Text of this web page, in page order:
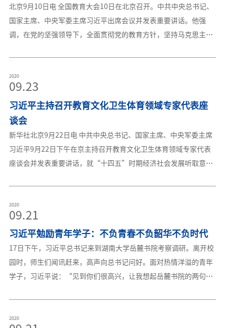
是中非友好的未来。希望你们加强文化交流、心灵沟通，继续关注
并积极参与共建“一带一路”，支持中非团结合作，同26亿中非人
民一道，为传承中非传统友谊作出贡献，为携手打造更加紧密的中
国家的73名青年代表参加了论坛。来自埃塞俄比亚的汉娜·格塔丘
等同学在来信中向习近平主席汇报了自己参加论坛的感悟，并
就“一带一路”建设、中非合作、中非青年交流等提出了看法和建
议。来源：新华
北京9月10日电 全国教育大会10日在北京召开。中共中央总书记、
国家主席、中央军委主席习近平出席会议并发表重要讲话。他强
调，在党的坚强领导下，全面贯彻党的教育方针，坚持马克思主义
心、完善人格、开发人力、培育人才、造福人民为工作目标，培养
德智体美劳全面发展的社会主义建设者和接班人，加快推进教育现
代化、建设教育强国、办好人民满意的教育。9月10日是我国第三
十四个教师节，习近平代表党中央，向全国广大教师和教育工作者
致以节日的热烈祝贺和诚挚问候。他强调，长期以来，广大教师贯
彻党的教育方针，教书育人，呕心沥血，默默奉献，为国家发展和
民族振兴作出了重大贡献。教师是人类灵魂的工程师，是人类文明
风尚，努力提高教师政治地位、社会地位、职业地位，让广大教师
享有应有的社会声望，在教书育人岗位上为党和人民事业作出新的
更大的贡献。李克强在会上讲话。汪洋、王沪宁、赵乐际、韩正出
席会议。
2020
09.23
习近平主持召开教育文化卫生体育领域专家代表座
谈会
新华社北京9月22日电 中共中央总书记、国家主席、中央军委主席
习近平9月22日下午在京主持召开教育文化卫生体育领域专家代表
座谈会并发表重要讲话，就“十四五”时期经济社会发展听取意见
和政府要抓好落实工作，努力培养担当民族复兴大任的时代新人，
扎实推进社会主义文化建设，大力发展卫生健康事业，加快体育强
国建设，推动各项社会事业增添新动力、开创新局面，不断增强人
民群众获得感、幸福感、安全感。中共中央政治局常委、中央书记
处书记王沪宁，中共中央政治局常委、国务院副总理韩正出席座谈
会。座谈会上，北京师范大学党委书记程建平，北京大学校长郝
席、天津青年京剧团艺委会主任孟广禄，中国文联副主席、上海话
2020
09.21
习近平勉励青年学子：不负青春不负韶华不负时代
17日下午，习近平总书记来到湖南大学岳麓书院考察调研。离开校
园时，师生们闻讯赶来，高声向总书记问好。面对热情洋溢的青年
学子，习近平说：“见到你们很高兴，让我想起岳麓书院的两句
栋梁之材。新时代是一个英雄辈出的时代，青年人正逢其时。习近
2020